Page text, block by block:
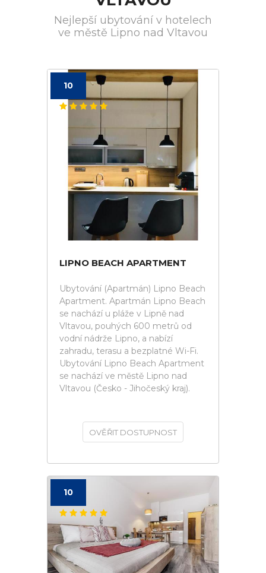
Nejlepší ubytování v hotelech
ve městě Lipno nad Vltavou
10
LIPNO BEACH APARTMENT
Ubytování (Apartmán) Lipno Beach
Apartment. Apartmán Lipno Beach
se nachází u pláže v Lipně nad
Vltavou, pouhých 600 metrů od
vodní nádrže Lipno, a nabízí
zahradu, terasu a bezplatné Wi-Fi.
Ubytování Lipno Beach Apartment
se nachází ve městě Lipno nad
Vltavou (Česko - Jihočeský kraj).
OVĚŘIT DOSTUPNOST
10